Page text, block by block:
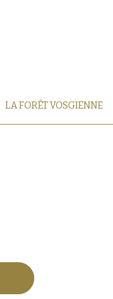
LA FORÊT VOSGIENNE